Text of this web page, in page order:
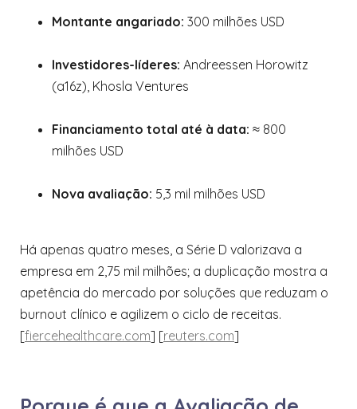
Montante angariado: 300 milhões USD
Investidores-líderes: Andreessen Horowitz
(a16z), Khosla Ventures
Financiamento total até à data: ≈ 800
milhões USD
Nova avaliação: 5,3 mil milhões USD
Há apenas quatro meses, a Série D valorizava a
empresa em 2,75 mil milhões; a duplicação mostra a
apetência do mercado por soluções que reduzam o
burnout clínico e agilizem o ciclo de receitas.
[fiercehealthcare.com] [reuters.com]